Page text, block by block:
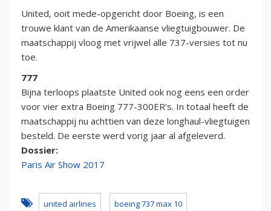
United, ooit mede-opgericht door Boeing, is een
trouwe klant van de Amerikaanse vliegtuigbouwer. De
maatschappij vloog met vrijwel alle 737-versies tot nu
toe.
777
Bijna terloops plaatste United ook nog eens een order
voor vier extra Boeing 777-300ER’s. In totaal heeft de
maatschappij nu achttien van deze longhaul-vliegtuigen
besteld. De eerste werd vorig jaar al afgeleverd.
Dossier:
Paris Air Show 2017
united airlines boeing 737 max 10